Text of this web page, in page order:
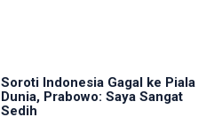
Soroti Indonesia Gagal ke Piala
Dunia, Prabowo: Saya Sangat
Sedih